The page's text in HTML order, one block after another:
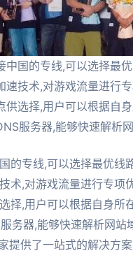
国的专线,可以选择最
技术,对游戏流量进行
选择,用户可以根据自
服务器,能够快速解析
的专线,可以选择最优线
术,对游戏流量进行专项
择,用户可以根据自身所
务器,能够快速解析网站
提供了一站式的解决方